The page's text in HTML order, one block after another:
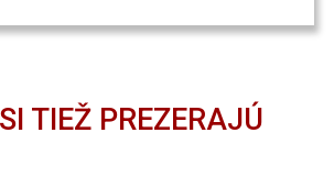
TIEŽ PREZERAJÚ